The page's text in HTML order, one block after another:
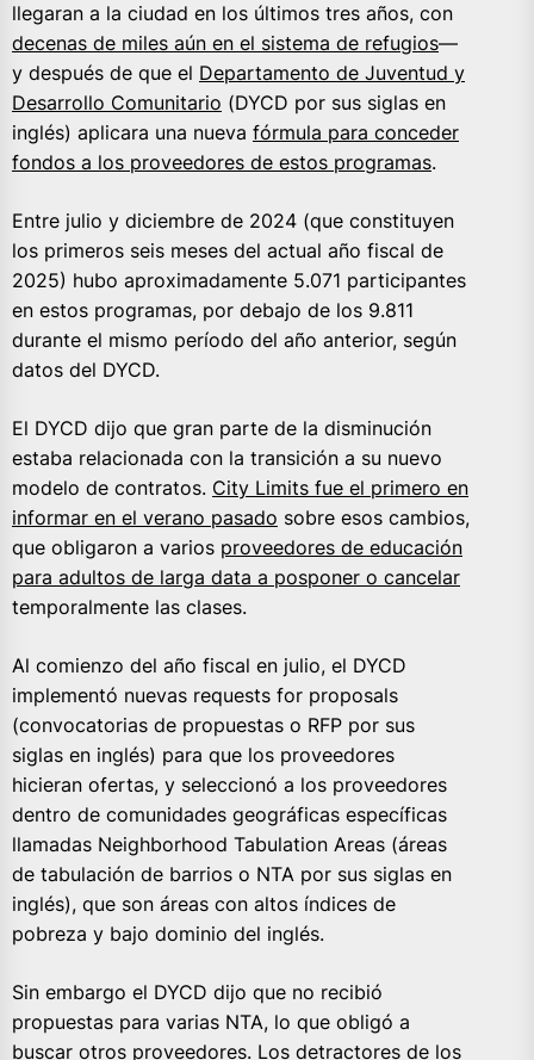
llegaran a la ciudad en los últimos tres años, con
decenas de miles aún en el sistema de refugios—
y después de que el Departamento de Juventud y
Desarrollo Comunitario (DYCD por sus siglas en
inglés) aplicara una nueva fórmula para conceder
fondos a los proveedores de estos programas.
Entre julio y diciembre de 2024 (que constituyen
los primeros seis meses del actual año fiscal de
2025) hubo aproximadamente 5.071 participantes
en estos programas, por debajo de los 9.811
durante el mismo período del año anterior, según
datos del DYCD.
El DYCD dijo que gran parte de la disminución
estaba relacionada con la transición a su nuevo
modelo de contratos. City Limits fue el primero en
informar en el verano pasado sobre esos cambios,
que obligaron a varios proveedores de educación
para adultos de larga data a posponer o cancelar
temporalmente las clases.
Al comienzo del año fiscal en julio, el DYCD
implementó nuevas requests for proposals
(convocatorias de propuestas o RFP por sus
siglas en inglés) para que los proveedores
hicieran ofertas, y seleccionó a los proveedores
dentro de comunidades geográficas específicas
llamadas Neighborhood Tabulation Areas (áreas
de tabulación de barrios o NTA por sus siglas en
inglés), que son áreas con altos índices de
pobreza y bajo dominio del inglés.
Sin embargo el DYCD dijo que no recibió
propuestas para varias NTA, lo que obligó a
buscar otros proveedores. Los detractores de los